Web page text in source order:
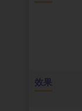
效果